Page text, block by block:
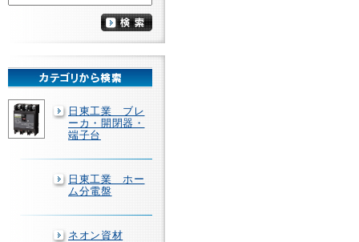
な
で
販
売
日東工業 ブレ
ーカ・開閉器・
端子台
日東工業 ホー
ム分電盤
ネオン資材